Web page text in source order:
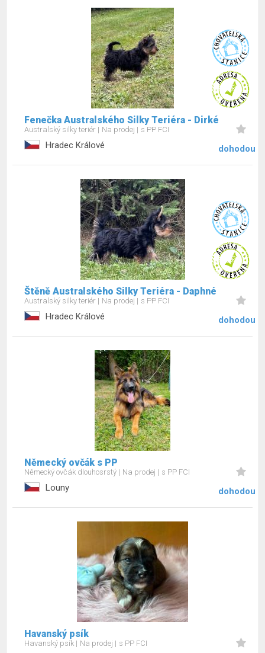
Fenečka Australského Silky Teriéra - Dirké
Australský silky teriér Na prodej s PP FCI
Hradec Králové dohodou
Štěně Australského Silky Teriéra - Daphné
Australský silky teriér Na prodej s PP FCI
Hradec Králové dohodou
Německý ovčák s PP
Německý ovčák dlouhosrstý Na prodej s PP FCI
Louny dohodou
Havanský psík
Havanský psík Na prodej s PP FCI